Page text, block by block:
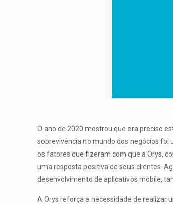
O ano de 2020 mostrou que era preciso
sobrevivência no mundo dos negócios foi
os fatores que fizeram com que a Orys,
uma resposta positiva de seus clientes.
desenvolvimento de aplicativos mobile,
A Orys reforça a necessidade de realizar